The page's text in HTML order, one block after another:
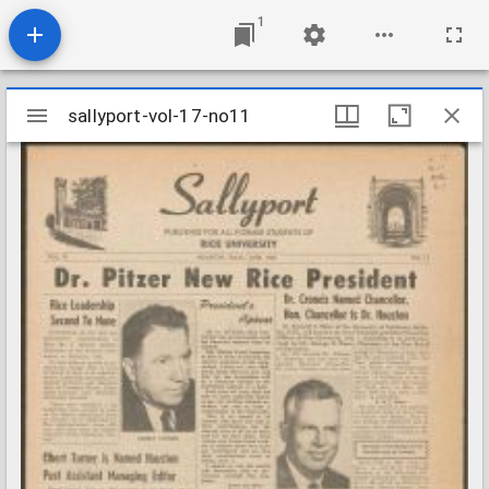
1
Mirador
viewer
sallyport-vol-17-no11
sallyport-vol-17-no11